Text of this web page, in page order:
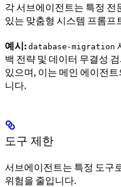
각 서브에이전트는 특정 전
있는 맞춤형 시스템 프롬프
예시: database-migration
백 전략 및 데이터 무결성
있으며, 이는 메인 에이전
니다.
도구 제한
서브에이전트는 특정 도구
위험을 줄입니다.